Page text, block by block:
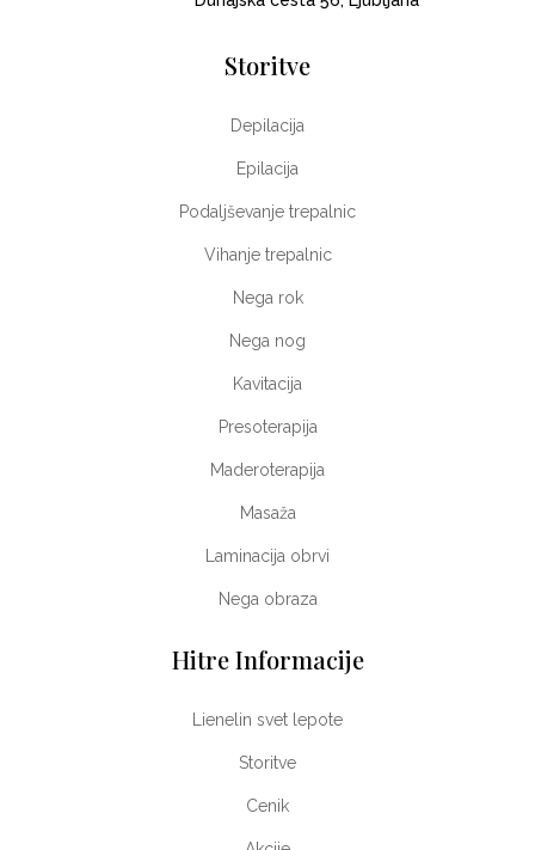
Storitve
Depilacija
Epilacija
Podaljševanje trepalnic
Vihanje trepalnic
Nega rok
Nega nog
Kavitacija
Presoterapija
Maderoterapija
Masaža
Laminacija obrvi
Nega obraza
Hitre Informacije
Lienelin svet lepote
Storitve
Cenik